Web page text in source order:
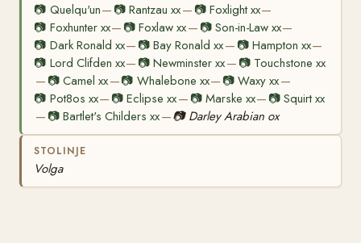
📷 Quelqu'un— 📷Rantzau xx— 📷 Foxlight xx—
📷 Foxhunter xx— 📷Foxlaw xx— 📷 Son-in-Law xx—
📷 Dark Ronald xx— 📷Bay Ronald xx— 📷 Hampton xx—
📷 Lord Clifden xx— 📷Newminster xx— 📷 Touchstone xx
— 📷Camel xx—📷 Whalebone xx— 📷Waxy xx—
📷 Pot8os xx— 📷Eclipse xx— 📷 Marske xx— 📷 Squirt xx
— 📷Bartlet's Childers xx—📷 Darley Arabian ox
STOLINJE
Volga